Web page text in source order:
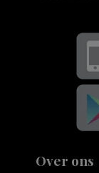
Over ons